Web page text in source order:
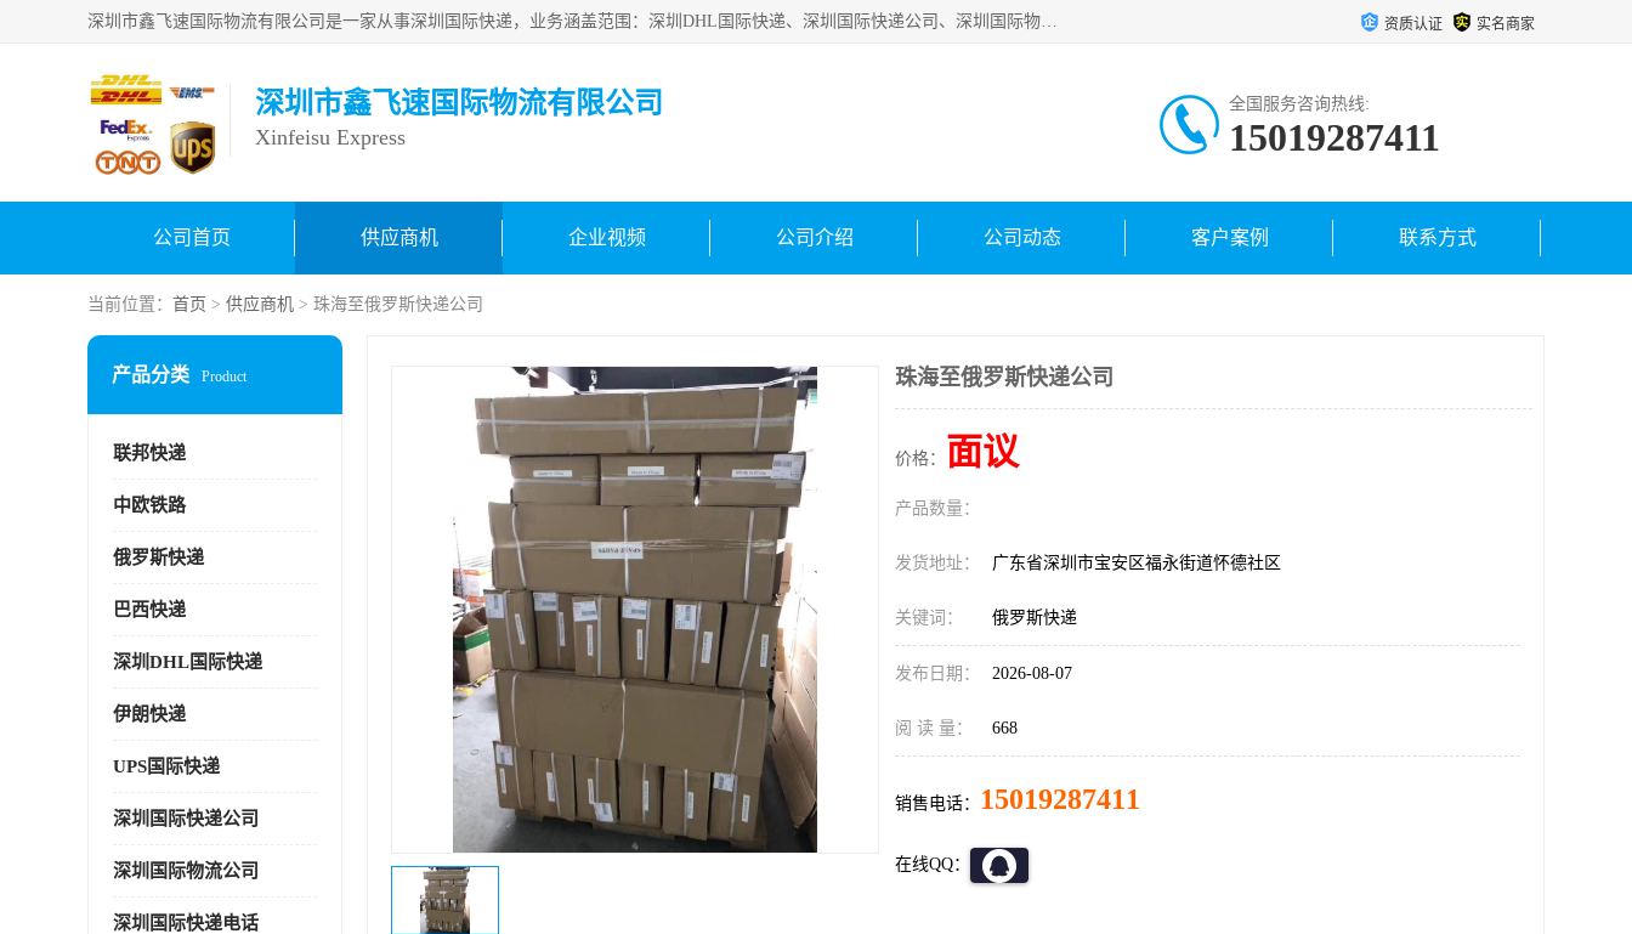
深圳市鑫飞速国际物流有限公司是一家从事深圳国际快递，业务涵盖范围：深圳DHL国际快递、深圳国际快递公司、深圳国际物流公司、深圳国际快递、深圳DHL国际快递电话可拨打全国服务热线：15019287411。欢迎各位亲来人来电到我司洽谈合作。 资质认证 实名商家
深圳市鑫飞速国际物流有限公司
Xinfeisu Express
全国服务咨询热线:
15019287411
公司首页 供应商机 企业视频 公司介绍 公司动态 客户案例 联系方式
当前位置： 首页 > 供应商机 > 珠海至俄罗斯快递公司
产品分类 Product
联邦快递
中欧铁路
俄罗斯快递
巴西快递
深圳DHL国际快递
伊朗快递
UPS国际快递
深圳国际快递公司
深圳国际物流公司
深圳国际快递电话
珠海至俄罗斯快递公司
价格： 面议
产品数量：
发货地址： 广东省深圳市宝安区福永街道怀德社区
关键词： 俄罗斯快递
发布日期： 2026-08-07
阅 读 量： 668
销售电话： 15019287411
在线QQ：